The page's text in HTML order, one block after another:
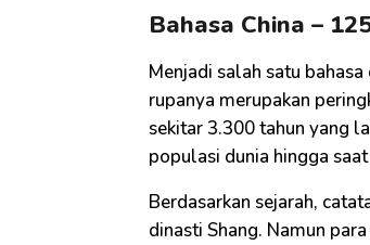
Bahasa China –
Menjadi salah satu
rupanya merupakan
sekitar 3.300 tahun yang
populasi dunia hingga
Berdasarkan sejarah,
dinasti Shang. Namun